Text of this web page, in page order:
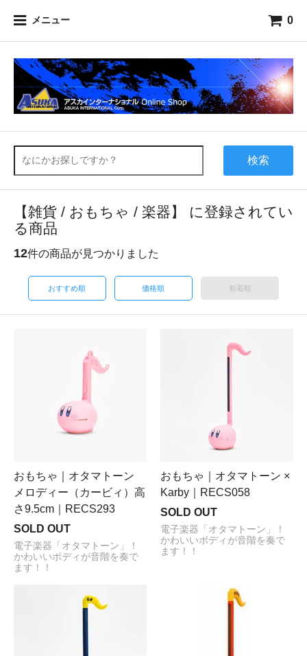
メニュー 0
検索
【雑貨 / おもちゃ / 楽器】 に登録されてい
る商品
12件の商品が見つかりました
おすすめ順 価格順 新着順
おもちゃ｜オタマトーン
メロディー（カービィ）高
さ9.5cm｜RECS293
SOLD OUT
電子楽器「オタマトーン」！
かわいいボディが音階を奏で
ます！！
おもちゃ｜オタマトーン ×
Karby｜RECS058
SOLD OUT
電子楽器「オタマトーン」！
かわいいボディが音階を奏で
ます！！